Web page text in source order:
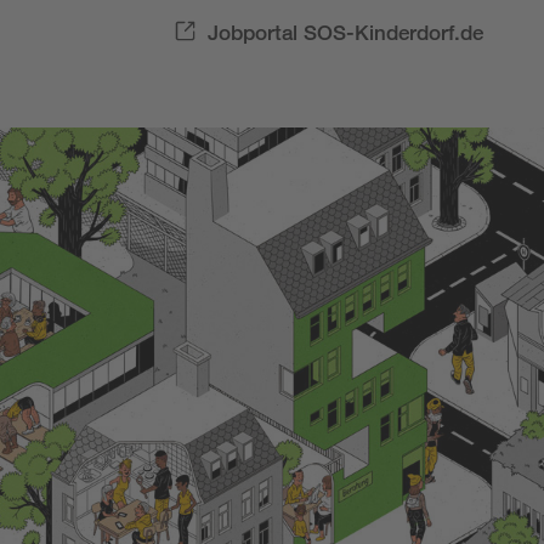
Jobportal SOS-Kinderdorf.de